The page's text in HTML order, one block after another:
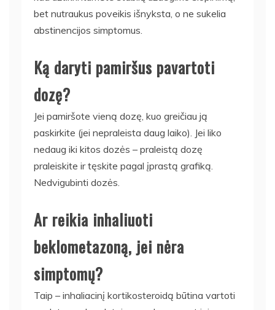
bet nutraukus poveikis išnyksta, o ne sukelia
abstinencijos simptomus.
Ką daryti pamiršus pavartoti
dozę?
Jei pamiršote vieną dozę, kuo greičiau ją
paskirkite (jei nepraleista daug laiko). Jei liko
nedaug iki kitos dozės – praleistą dozę
praleiskite ir tęskite pagal įprastą grafiką.
Nedvigubinti dozės.
Ar reikia inhaliuoti
beklometazoną, jei nėra
simptomų?
Taip – inhaliacinį kortikosteroidą būtina vartoti